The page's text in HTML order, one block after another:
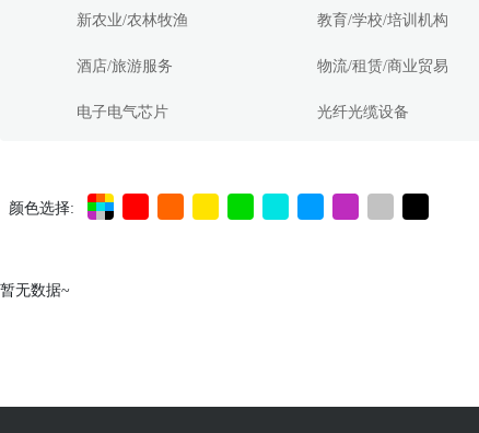
新农业/农林牧渔 教育/学校/培训机构
酒店/旅游服务 物流/租赁/商业贸易
电子电气芯片 光纤光缆设备
颜色选择:
暂无数据~